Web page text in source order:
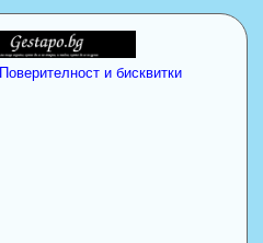
Поверителност и бисквитки